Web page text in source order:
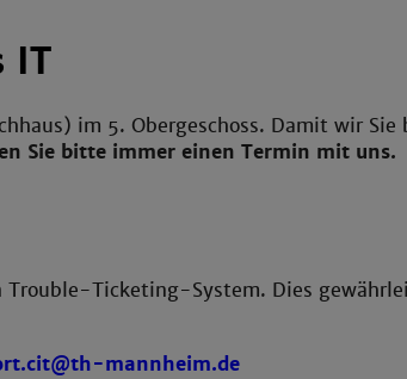
IT
im 5. Obergeschoss. Damit wir
Sie bitte immer einen Termin mit uns.
Ticketing-System. Dies
mannheim.de